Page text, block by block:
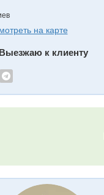
на карте
к клиенту